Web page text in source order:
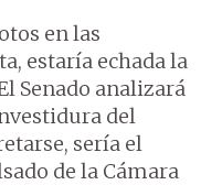
en las
estaría echada la
Senado analizará
del
sería el
de la Cámara